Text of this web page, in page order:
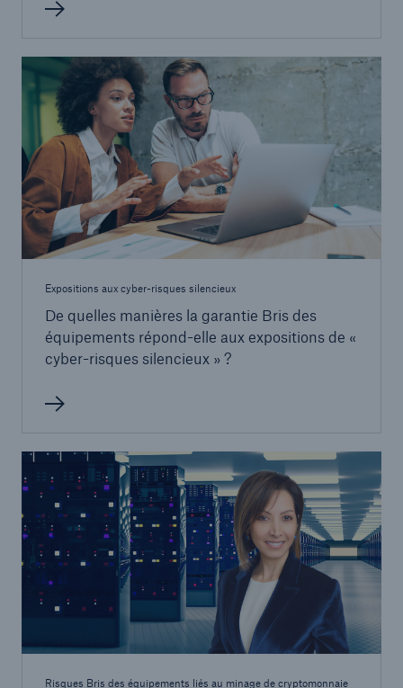
Expositions aux cyber-risques silencieux
De quelles manières la garantie Bris des
équipements répond-elle aux expositions de «
cyber-risques silencieux » ?
Risques Bris des équipements liés au minage de cryptomonnaie